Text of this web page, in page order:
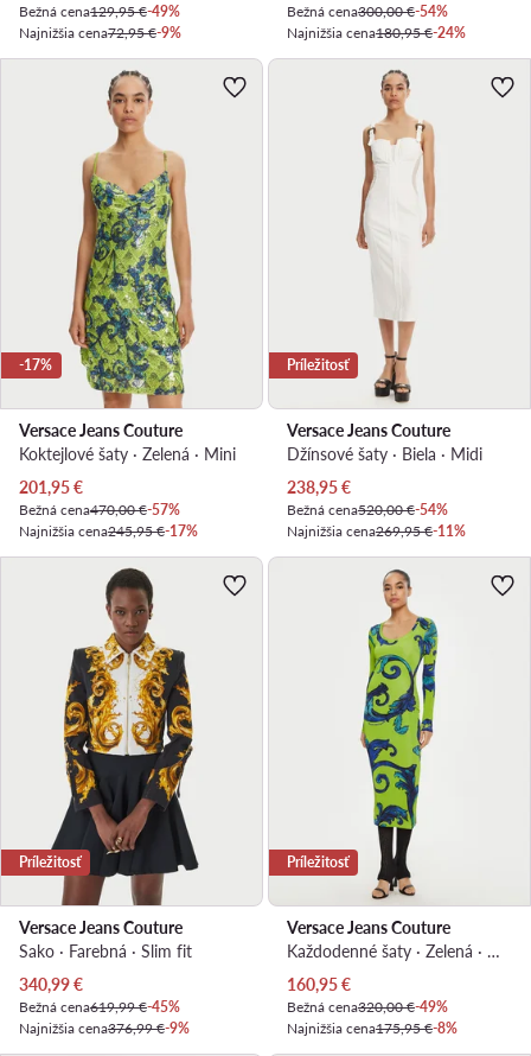
Bežná cena129,95 €-49%
Najnižšia cena72,95 €-9%
Bežná cena300,00 €-54%
Najnižšia cena180,95 €-24%
-17%
Versace Jeans Couture
Koktejlové šaty · Zelená · Mini
Aktuálna cena
201,95€
Bežná cena470,00 €-57%
Najnižšia cena245,95 €-17%
Príležitosť
Versace Jeans Couture
Džínsové šaty · Biela · Midi
Aktuálna cena
238,95€
Bežná cena520,00 €-54%
Najnižšia cena269,95 €-11%
Príležitosť
Versace Jeans Couture
Sako · Farebná · Slim fit
Aktuálna cena
340,99€
Bežná cena619,99 €-45%
Najnižšia cena376,99 €-9%
Príležitosť
Versace Jeans Couture
Každodenné šaty · Zelená · Midi
Aktuálna cena
160,95€
Bežná cena320,00 €-49%
Najnižšia cena175,95 €-8%